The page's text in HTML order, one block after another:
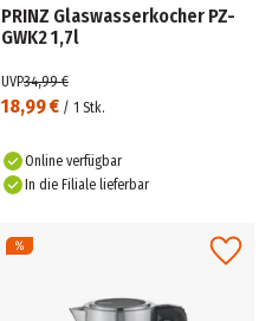
PRINZ Glaswasserkocher PZ-
GWK2 1,7l
18,99 € / 1 Stk.
UVP34,99 €
Online verfügbar
In die Filiale lieferbar